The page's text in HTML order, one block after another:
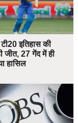
इतिहास की
जीत, 27 गेंद में ही
हासिल